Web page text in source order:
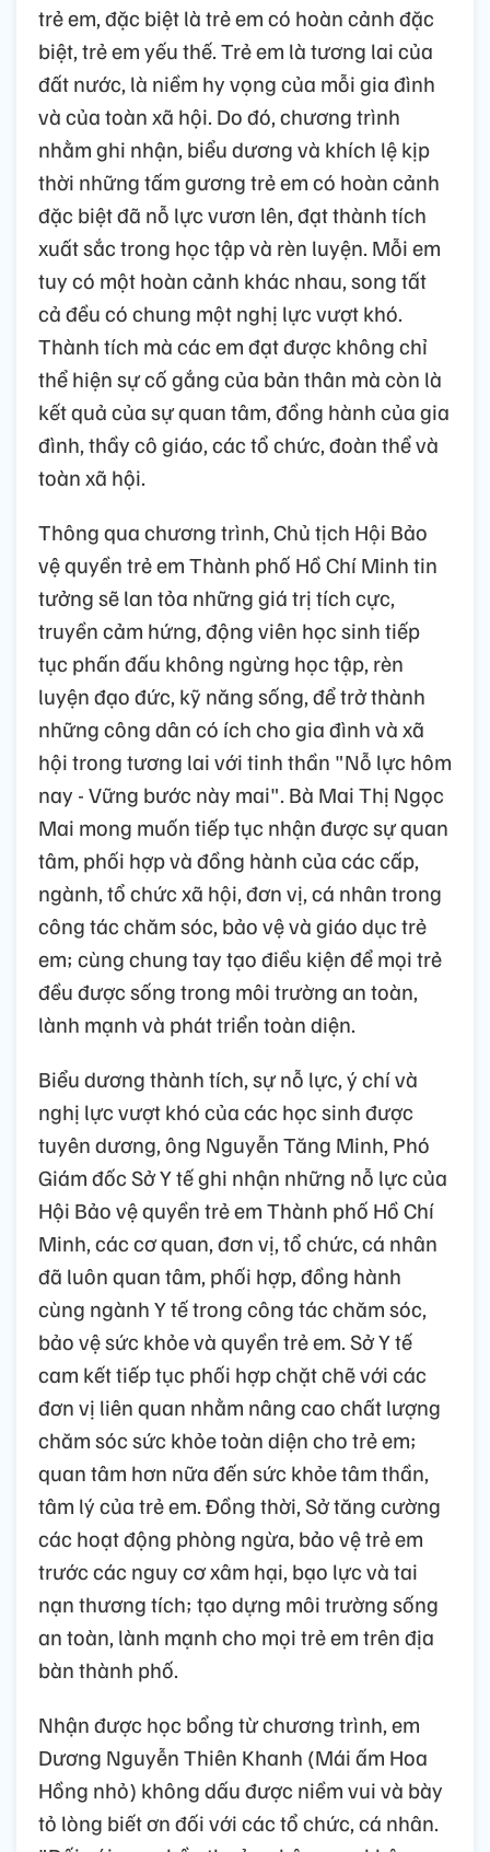
trẻ em, đặc biệt là trẻ em có hoàn cảnh đặc
biệt, trẻ em yếu thế. Trẻ em là tương lai của
đất nước, là niềm hy vọng của mỗi gia đình
và của toàn xã hội. Do đó, chương trình
nhằm ghi nhận, biểu dương và khích lệ kịp
thời những tấm gương trẻ em có hoàn cảnh
đặc biệt đã nỗ lực vươn lên, đạt thành tích
xuất sắc trong học tập và rèn luyện. Mỗi em
tuy có một hoàn cảnh khác nhau, song tất
cả đều có chung một nghị lực vượt khó.
Thành tích mà các em đạt được không chỉ
thể hiện sự cố gắng của bản thân mà còn là
kết quả của sự quan tâm, đồng hành của gia
đình, thầy cô giáo, các tổ chức, đoàn thể và
toàn xã hội.
Thông qua chương trình, Chủ tịch Hội Bảo
vệ quyền trẻ em Thành phố Hồ Chí Minh tin
tưởng sẽ lan tỏa những giá trị tích cực,
truyền cảm hứng, động viên học sinh tiếp
tục phấn đấu không ngừng học tập, rèn
luyện đạo đức, kỹ năng sống, để trở thành
những công dân có ích cho gia đình và xã
hội trong tương lai với tinh thần "Nỗ lực hôm
nay - Vững bước này mai". Bà Mai Thị Ngọc
Mai mong muốn tiếp tục nhận được sự quan
tâm, phối hợp và đồng hành của các cấp,
ngành, tổ chức xã hội, đơn vị, cá nhân trong
công tác chăm sóc, bảo vệ và giáo dục trẻ
em; cùng chung tay tạo điều kiện để mọi trẻ
đều được sống trong môi trường an toàn,
lành mạnh và phát triển toàn diện.
Biểu dương thành tích, sự nỗ lực, ý chí và
nghị lực vượt khó của các học sinh được
tuyên dương, ông Nguyễn Tăng Minh, Phó
Giám đốc Sở Y tế ghi nhận những nỗ lực của
Hội Bảo vệ quyền trẻ em Thành phố Hồ Chí
Minh, các cơ quan, đơn vị, tổ chức, cá nhân
đã luôn quan tâm, phối hợp, đồng hành
cùng ngành Y tế trong công tác chăm sóc,
bảo vệ sức khỏe và quyền trẻ em. Sở Y tế
cam kết tiếp tục phối hợp chặt chẽ với các
đơn vị liên quan nhằm nâng cao chất lượng
chăm sóc sức khỏe toàn diện cho trẻ em;
quan tâm hơn nữa đến sức khỏe tâm thần,
tâm lý của trẻ em. Đồng thời, Sở tăng cường
các hoạt động phòng ngừa, bảo vệ trẻ em
trước các nguy cơ xâm hại, bạo lực và tai
nạn thương tích; tạo dựng môi trường sống
an toàn, lành mạnh cho mọi trẻ em trên địa
bàn thành phố.
Nhận được học bổng từ chương trình, em
Dương Nguyễn Thiên Khanh (Mái ấm Hoa
Hồng nhỏ) không dấu được niềm vui và bày
tỏ lòng biết ơn đối với các tổ chức, cá nhân.